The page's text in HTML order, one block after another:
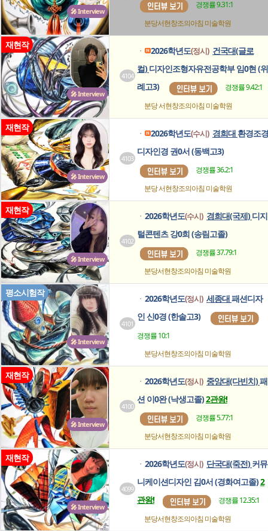
🎤 Interview
경쟁률 9.31:1
분당서현창조의아침 미술학원
🎤 Interview
재현작
4104
ㆍ 2026학년도(정시) 건국대(글로
컬)디자인조형자유전공학부 임0현 (위
례고3)
경쟁률 9.42:1
분당 서현창조의아침미술학원
🎤 Interview
재현작
4103
ㆍ 2026학년도(수시) 경희대 환경조경
디자인경 권0서 (동백고3)
경쟁률 36.2:1
분당 서현창조의아침미술학원
🎤 Interview
재현작
4102
ㆍ 2026학년도(수시) 경희대(국제)디지
털콘텐츠 강0희 (송림고졸)
경쟁률 37.79:1
분당서현창조의아침미술학원
🎤 Interview
평소시험작
4101
ㆍ 2026학년도(정시) 세종대패션디자
인 신0경 (한솔고3)
경쟁률 10:1
분당서현창조의아침미술학원
🎤 Interview
재현작
4100
ㆍ 2026학년도(정시) 중앙대(다빈치)패
션 이0완 (낙생고졸)2관왕!
경쟁률 5.77:1
분당서현창조의아침미술학원
🎤 Interview
재현작
4099
ㆍ 2026학년도(정시) 단국대(죽전)커뮤
니케이션디자인 김0서 (경화여고졸)2
관왕!
경쟁률 12.35:1
분당서현창조의아침미술학원